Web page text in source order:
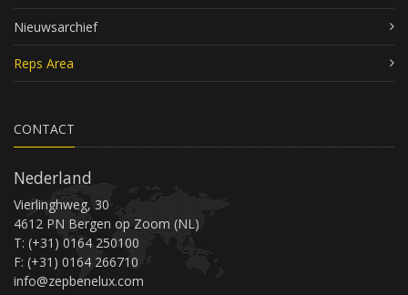
Nieuwsarchief
Reps Area
CONTACT
Nederland
Vierlinghweg, 30
4612 PN Bergen op Zoom (NL)
T: (+31) 0164 250100
F: (+31) 0164 266710
info@zepbenelux.com